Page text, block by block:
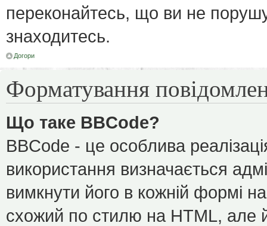
переконайтесь, що ви не
знаходитесь.
Догори
Форматування
Що таке BBCode?
BBCode - це особлива
використання визначається
вимкнути його в кожній формі
схожий по стилю на HTML, але